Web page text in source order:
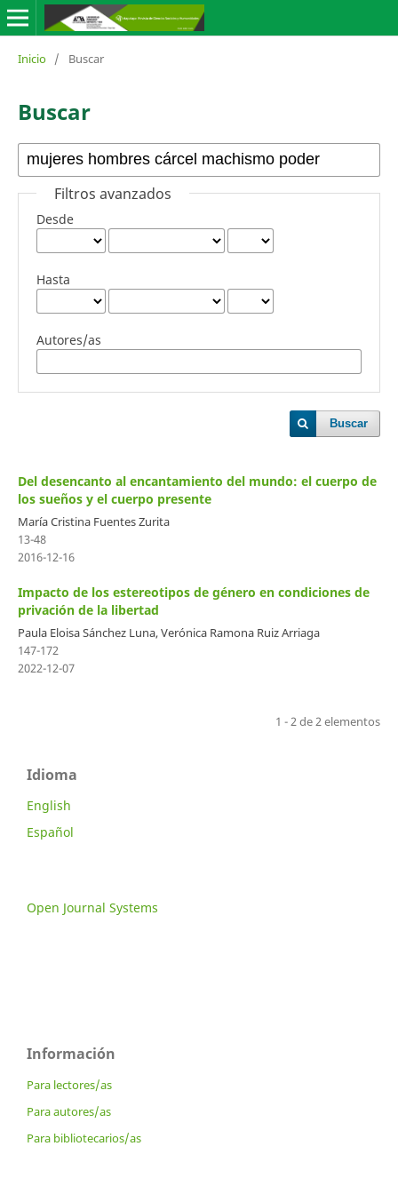
Inicio / Buscar
Buscar
Filtros avanzados
Desde
Hasta
Autores/as
Buscar
Del desencanto al encantamiento del mundo: el cuerpo de
los sueños y el cuerpo presente
María Cristina Fuentes Zurita
13-48
2016-12-16
Impacto de los estereotipos de género en condiciones de
privación de la libertad
Paula Eloisa Sánchez Luna, Verónica Ramona Ruiz Arriaga
147-172
2022-12-07
1 - 2 de 2 elementos
Idioma
English
Español
Open Journal Systems
Información
Para lectores/as
Para autores/as
Para bibliotecarios/as